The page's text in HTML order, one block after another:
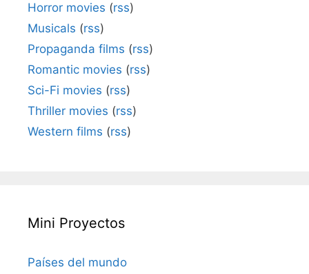
Horror movies (rss)
Musicals (rss)
Propaganda films (rss)
Romantic movies (rss)
Sci-Fi movies (rss)
Thriller movies (rss)
Western films (rss)
Mini Proyectos
Países del mundo